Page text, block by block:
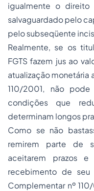
igualmente o direito
salvaguardado pelo
pelo subseqüente
Realmente, se os
FGTS fazem jus ao
atualização monetária
110/2001, não
condições que
determinam longos
Como se não
remirem parte de
aceitarem prazos
recebimento de seu
Complementar nº